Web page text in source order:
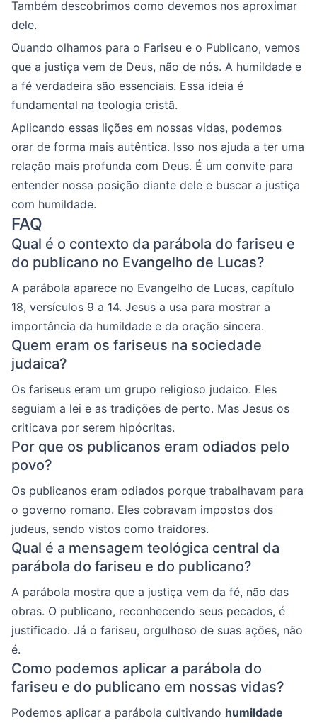
Também descobrimos como devemos nos aproximar
dele.
Quando olhamos para o Fariseu e o Publicano, vemos
que a justiça vem de Deus, não de nós. A humildade e
a fé verdadeira são essenciais. Essa ideia é
fundamental na teologia cristã.
Aplicando essas lições em nossas vidas, podemos
orar de forma mais autêntica. Isso nos ajuda a ter uma
relação mais profunda com Deus. É um convite para
entender nossa posição diante dele e buscar a justiça
com humildade.
FAQ
Qual é o contexto da parábola do fariseu e
do publicano no Evangelho de Lucas?
A parábola aparece no Evangelho de Lucas, capítulo
18, versículos 9 a 14. Jesus a usa para mostrar a
importância da humildade e da oração sincera.
Quem eram os fariseus na sociedade
judaica?
Os fariseus eram um grupo religioso judaico. Eles
seguiam a lei e as tradições de perto. Mas Jesus os
criticava por serem hipócritas.
Por que os publicanos eram odiados pelo
povo?
Os publicanos eram odiados porque trabalhavam para
o governo romano. Eles cobravam impostos dos
judeus, sendo vistos como traidores.
Qual é a mensagem teológica central da
parábola do fariseu e do publicano?
A parábola mostra que a justiça vem da fé, não das
obras. O publicano, reconhecendo seus pecados, é
justificado. Já o fariseu, orgulhoso de suas ações, não
é.
Como podemos aplicar a parábola do
fariseu e do publicano em nossas vidas?
Podemos aplicar a parábola cultivando humildade